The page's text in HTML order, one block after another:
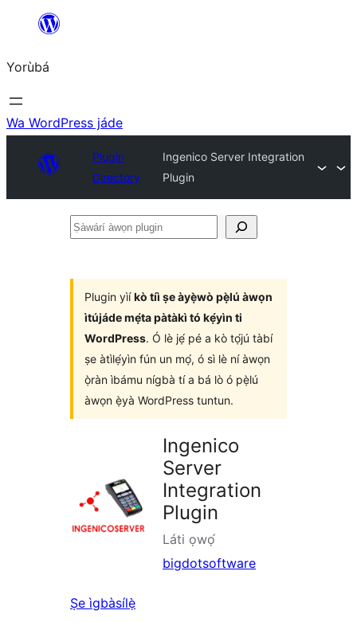
Àkóónú
Yorùbá
Wa WordPress jáde
Plugin
Directory
Ingenico Server Integration
Plugin
Ṣàwárí
Plugin yìíkò tíì ṣe àyẹ̀wò pẹ̀lú àwọn
ìtújáde mẹ́ta pàtàkì tó kẹ́yìn ti
WordPress. Ó lè jẹ́ pé a kò tọ́jú tàbí
ṣe àtìlẹ́yìn fún un mọ́, ó sì lè ní àwọn
ọ̀ràn ìbámu nígbà tí a bá lò ó pẹ̀lú
àwọn ẹ̀yà WordPress tuntun.
Ingenico
Server
Integration
Plugin
Láti ọwọ́
bigdotsoftware
Ṣe ìgbàsílẹ̀